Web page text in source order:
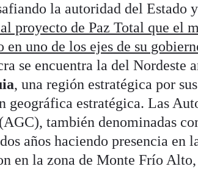
la autoridad del Estado
proyecto de Paz Total que el
uno de los ejes de su
se encuentra la del Nordeste
, una región estratégica por
geográfica estratégica. Las
también denominadas
años haciendo presencia en
en la zona de Monte Frío Alto,